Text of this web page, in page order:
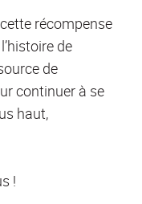
récompense
de
de
continuer à se
haut,
!